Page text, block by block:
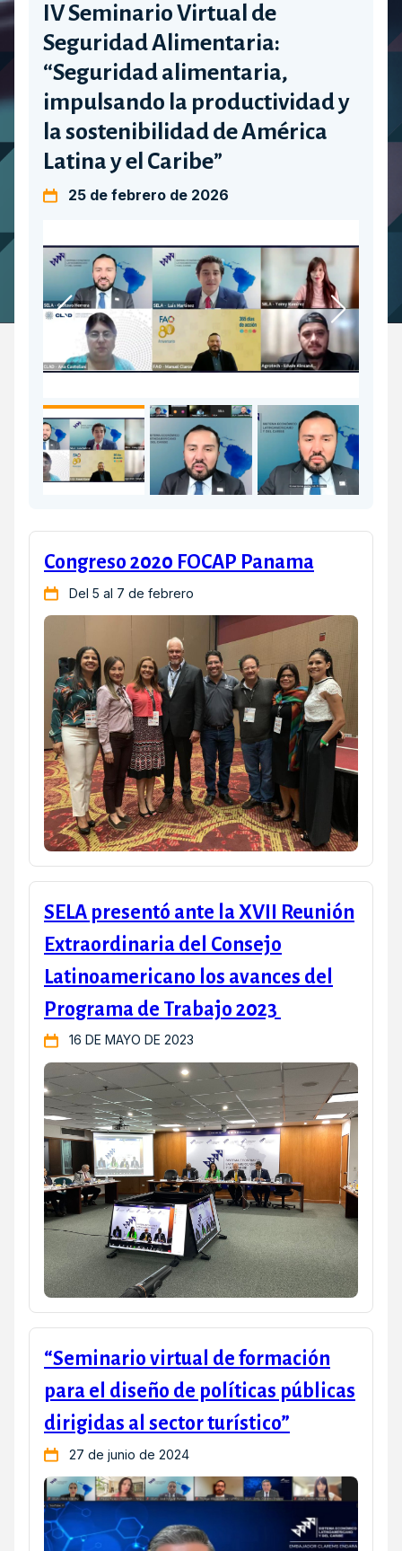
IV Seminario Virtual de
Seguridad Alimentaria:
“Seguridad alimentaria,
impulsando la productividad y
la sostenibilidad de América
Latina y el Caribe”
25 de febrero de 2026
Congreso 2020 FOCAP Panama
Del 5 al 7 de febrero
SELA presentó ante la XVII Reunión
Extraordinaria del Consejo
Latinoamericano los avances del
Programa de Trabajo 2023
16 DE MAYO DE 2023
“Seminario virtual de formación
para el diseño de políticas públicas
dirigidas al sector turístico”
27 de junio de 2024